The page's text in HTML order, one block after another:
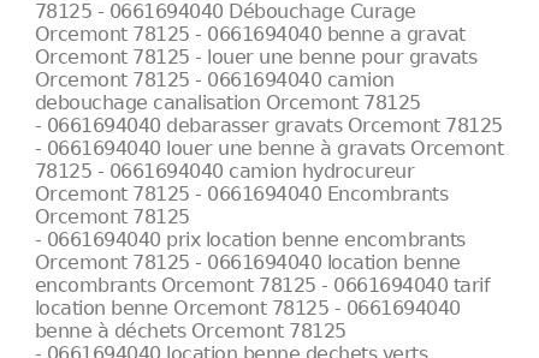
78125 - 0661694040 Débouchage Curage
Orcemont 78125 - 0661694040 benne a gravat
Orcemont 78125 - louer une benne pour gravats
Orcemont 78125 - 0661694040 camion
debouchage canalisation Orcemont 78125
- 0661694040 debarasser gravats Orcemont 78125
- 0661694040 louer une benne à gravats Orcemont
78125 - 0661694040 camion hydrocureur
Orcemont 78125 - 0661694040 Encombrants
Orcemont 78125
- 0661694040 prix location benne encombrants
Orcemont 78125 - 0661694040 location benne
encombrants Orcemont 78125 - 0661694040 tarif
location benne Orcemont 78125 - 0661694040
benne à déchets Orcemont 78125